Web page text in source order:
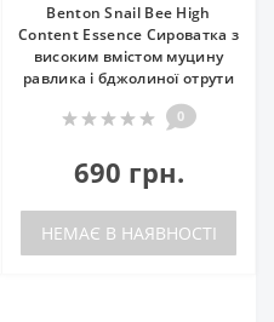
Benton Snail Bee High
Content Essence Сироватка з
високим вмістом муцину
равлика і бджолиної отрути
0
690 грн.
НЕМАЄ В НАЯВНОСТІ